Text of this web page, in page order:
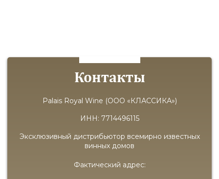
Контакты
Palais Royal Wine (ООО «КЛАССИКА»)
ИНН: 7714496115
Эксклюзивный дистрибьютор всемирно известных
винных домов
Фактический адрес: